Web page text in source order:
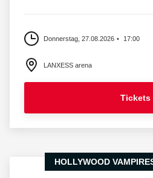
Donnerstag, 27.08.2026 17:00
LANXESS arena
Tickets
HOLLYWOOD